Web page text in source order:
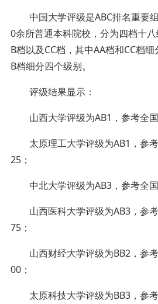
中国大学评级是ABC排名重要
0余所普通本科院校，分为四档十
B档以及CC档，其中AA档和CC档
B档细分四个级别。
评级结果显示：
山西大学评级为AB1，参考全
太原理工大学评级为AB1，参
25；
中北大学评级为AB3，参考全
山西医科大学评级为AB3，参
75；
山西财经大学评级为BB2，参
00；
太原科技大学评级为BB3，参